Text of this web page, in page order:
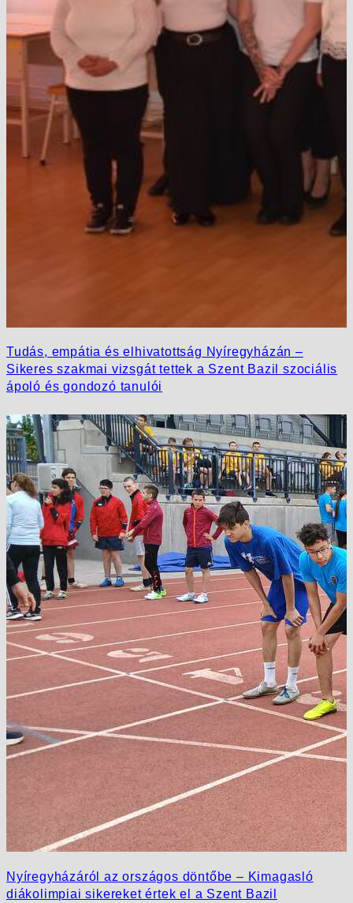
Tudás, empátia és elhivatottság Nyíregyházán –
Sikeres szakmai vizsgát tettek a Szent Bazil szociális
ápoló és gondozó tanulói
Nyíregyházáról az országos döntőbe – Kimagasló
diákolimpiai sikereket értek el a Szent Bazil